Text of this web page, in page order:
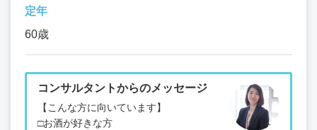
定年
60歳
コンサルタントからのメッセージ
【こんな方に向いています】
□お酒が好きな方